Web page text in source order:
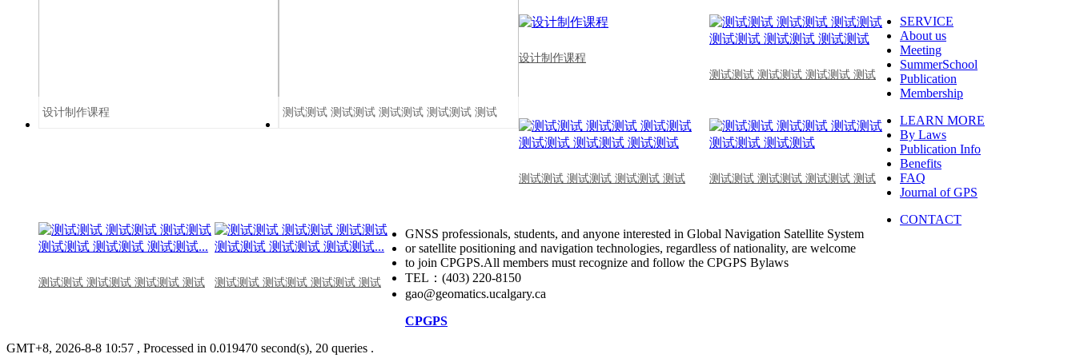
设计制作课程 测试测试 测试测试 测试测试 测试测试 测试
设计制作课程
测试测试 测试测试 测试测试 测试
测试测试 测试测试 测试测试 测试 测试测试 测试测试 测试测试 测试
测试测试 测试测试 测试测试 测试 测试测试 测试测试 测试测试 测试
SERVICE
About us
Meeting
SummerSchool
Publication
Membership
LEARN MORE
By Laws
Publication Info
Benefits
FAQ
Journal of GPS
CONTACT
GNSS professionals, students, and anyone interested in Global Navigation Satellite System
or satellite positioning and navigation technologies, regardless of nationality, are welcome
to join CPGPS.All members must recognize and follow the CPGPS Bylaws
TEL：(403) 220-8150
gao@geomatics.ucalgary.ca
CPGPS
GMT+8, 2026-8-8 10:57 , Processed in 0.019470 second(s), 20 queries .